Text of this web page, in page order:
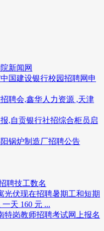
新闻网
国建设银行校园招聘网申
聘会,鑫华人力资源 ,天津
,自贡银行社招综合柜员启
锅炉制造厂招聘公告
聘技工数名
光伏现在招聘暑期工和短期
天 160 元 ...
特岗教师招聘考试网上报名